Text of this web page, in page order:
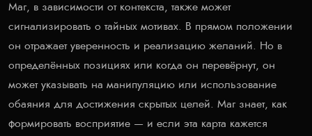
Маг, в зависимости от контекста, также может
сигнализировать о тайных мотивах. В прямом положении
он отражает уверенность и реализацию желаний. Но в
определённых позициях или когда он перевёрнут, он
может указывать на манипуляцию или использование
обаяния для достижения скрытых целей. Маг знает, как
формировать восприятие — и если эта карта кажется